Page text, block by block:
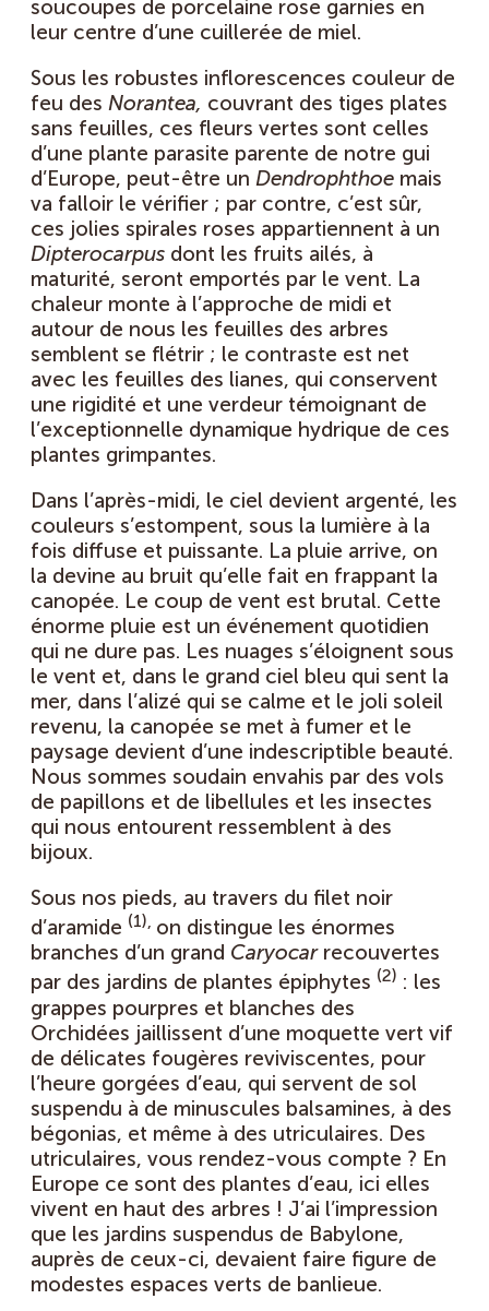
soucoupes de porcelaine rose garnies en
leur centre d’une cuillerée de miel.
Sous les robustes inflorescences couleur de
feu des Norantea, couvrant des tiges plates
sans feuilles, ces fleurs vertes sont celles
d’une plante parasite parente de notre gui
d’Europe, peut-être un Dendrophthoe mais
va falloir le vérifier ; par contre, c’est sûr,
ces jolies spirales roses appartiennent à un
Dipterocarpus dont les fruits ailés, à
maturité, seront emportés par le vent. La
chaleur monte à l’approche de midi et
autour de nous les feuilles des arbres
semblent se flétrir ; le contraste est net
avec les feuilles des lianes, qui conservent
une rigidité et une verdeur témoignant de
l’exceptionnelle dynamique hydrique de ces
plantes grimpantes.
Dans l’après-midi, le ciel devient argenté, les
couleurs s’estompent, sous la lumière à la
fois diffuse et puissante. La pluie arrive, on
la devine au bruit qu’elle fait en frappant la
canopée. Le coup de vent est brutal. Cette
énorme pluie est un événement quotidien
qui ne dure pas. Les nuages s’éloignent sous
le vent et, dans le grand ciel bleu qui sent la
mer, dans l’alizé qui se calme et le joli soleil
revenu, la canopée se met à fumer et le
paysage devient d’une indescriptible beauté.
Nous sommes soudain envahis par des vols
de papillons et de libellules et les insectes
qui nous entourent ressemblent à des
bijoux.
Sous nos pieds, au travers du filet noir
d’aramide (1), on distingue les énormes
branches d’un grand Caryocar recouvertes
par des jardins de plantes épiphytes (2) : les
grappes pourpres et blanches des
Orchidées jaillissent d’une moquette vert vif
de délicates fougères reviviscentes, pour
l’heure gorgées d’eau, qui servent de sol
suspendu à de minuscules balsamines, à des
bégonias, et même à des utriculaires. Des
utriculaires, vous rendez-vous compte ? En
Europe ce sont des plantes d’eau, ici elles
vivent en haut des arbres ! J’ai l’impression
que les jardins suspendus de Babylone,
auprès de ceux-ci, devaient faire figure de
modestes espaces verts de banlieue.